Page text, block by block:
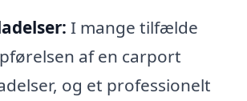
I mange tilfælde
af en carport
og et professionelt